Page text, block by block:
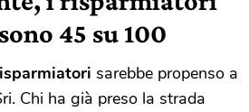
45 su 100
sarebbe propenso a
Chi ha già preso la strada